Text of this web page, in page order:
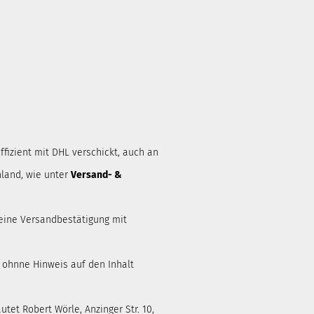
mit DHL verschickt, auch an
wie unter Versand- &
Versandbestätigung mit
Hinweis auf den Inhalt
Robert Wörle, Anzinger Str. 10,